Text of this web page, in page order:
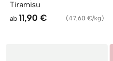
Tiramisu
ab 11,90 € (47,60 €/kg)